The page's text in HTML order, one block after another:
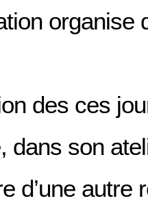
organise
des ces
dans son
d’une